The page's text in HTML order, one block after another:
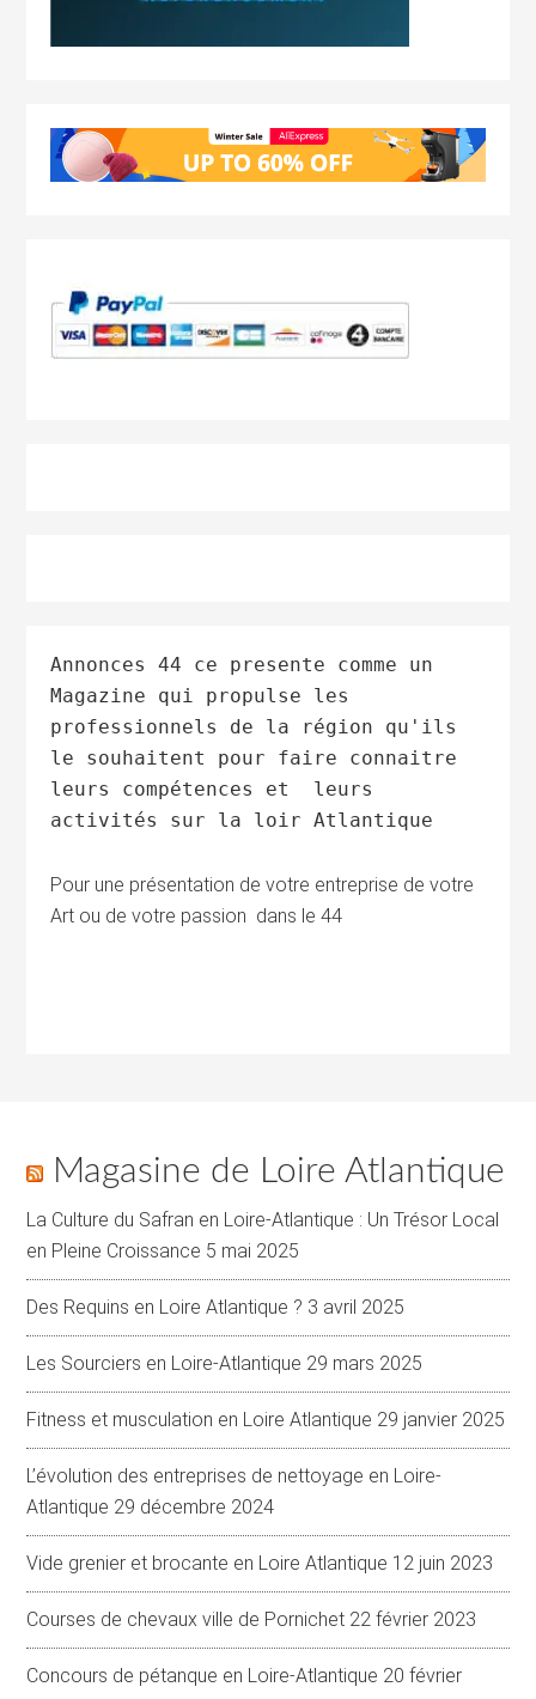
Annonces 44 ce presente comme un
Magazine qui propulse les
professionnels de la région qu'ils
le souhaitent pour faire connaitre
leurs compétences et leurs
activités sur la loir Atlantique
Pour une présentation de votre entreprise de votre
Art ou de votre passion dans le 44
Magasine de Loire Atlantique
La Culture du Safran en Loire-Atlantique : Un Trésor Local
en Pleine Croissance 5 mai 2025
Des Requins en Loire Atlantique ? 3 avril 2025
Les Sourciers en Loire-Atlantique 29 mars 2025
Fitness et musculation en Loire Atlantique 29 janvier 2025
L’évolution des entreprises de nettoyage en Loire-
Atlantique 29 décembre 2024
Vide grenier et brocante en Loire Atlantique 12 juin 2023
Courses de chevaux ville de Pornichet 22 février 2023
Concours de pétanque en Loire-Atlantique 20 février